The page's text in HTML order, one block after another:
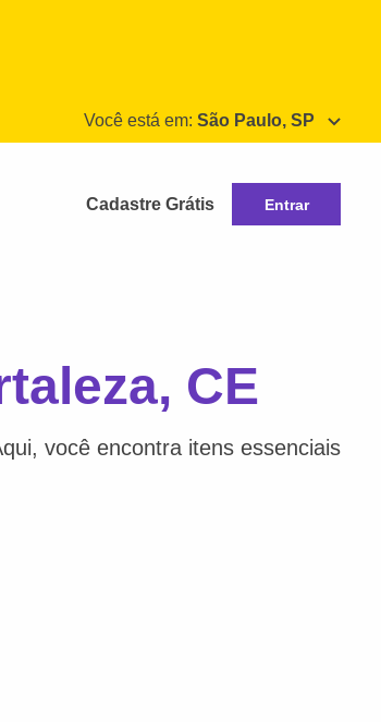
Você está em: São Paulo, SP
Cadastre Grátis Entrar
CE
você encontra itens essenciais